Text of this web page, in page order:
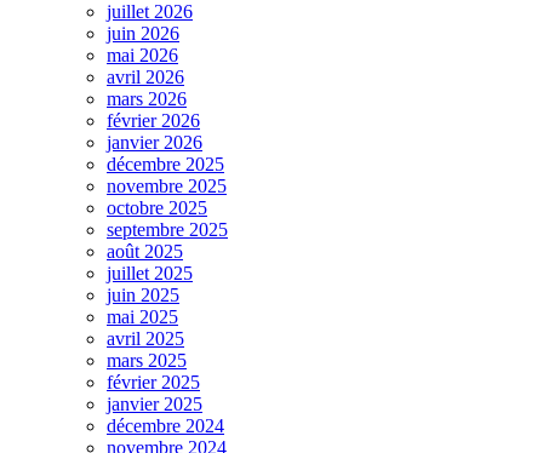
juillet 2026
juin 2026
mai 2026
avril 2026
mars 2026
février 2026
janvier 2026
décembre 2025
novembre 2025
octobre 2025
septembre 2025
août 2025
juillet 2025
juin 2025
mai 2025
avril 2025
mars 2025
février 2025
janvier 2025
décembre 2024
novembre 2024